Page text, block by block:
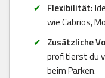
Flexibilität:
wie Cabrios,
Zusätzliche
profitierst du
beim Parken.